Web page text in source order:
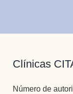
Clínicas
Número de